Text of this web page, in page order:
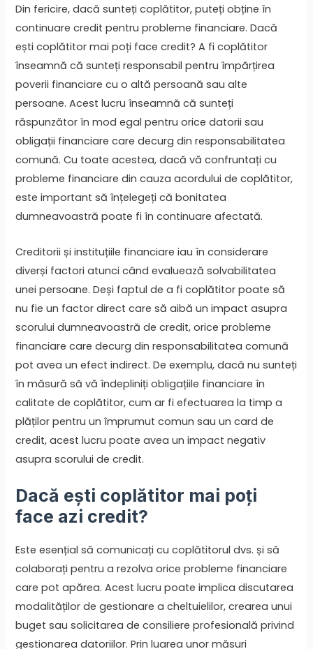
Din fericire, dacă sunteți coplătitor, puteți obține în
continuare credit pentru probleme financiare. Dacă
ești coplătitor mai poți face credit? A fi coplătitor
înseamnă că sunteți responsabil pentru împărțirea
poverii financiare cu o altă persoană sau alte
persoane. Acest lucru înseamnă că sunteți
răspunzător în mod egal pentru orice datorii sau
obligații financiare care decurg din responsabilitatea
comună. Cu toate acestea, dacă vă confruntați cu
probleme financiare din cauza acordului de coplătitor,
este important să înțelegeți că bonitatea
dumneavoastră poate fi în continuare afectată.
Creditorii și instituțiile financiare iau în considerare
diverși factori atunci când evaluează solvabilitatea
unei persoane. Deși faptul de a fi coplătitor poate să
nu fie un factor direct care să aibă un impact asupra
scorului dumneavoastră de credit, orice probleme
financiare care decurg din responsabilitatea comună
pot avea un efect indirect. De exemplu, dacă nu sunteți
în măsură să vă îndepliniți obligațiile financiare în
calitate de coplătitor, cum ar fi efectuarea la timp a
plăților pentru un împrumut comun sau un card de
credit, acest lucru poate avea un impact negativ
asupra scorului de credit.
Dacă ești coplătitor mai poți
face azi credit?
Este esențial să comunicați cu coplătitorul dvs. și să
colaborați pentru a rezolva orice probleme financiare
care pot apărea. Acest lucru poate implica discutarea
modalităților de gestionare a cheltuielilor, crearea unui
buget sau solicitarea de consiliere profesională privind
gestionarea datoriilor. Prin luarea unor măsuri